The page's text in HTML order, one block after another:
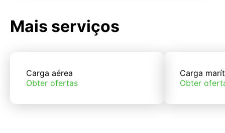
Mais serviços
Carga aérea
Obter ofertas
Carga
Obter